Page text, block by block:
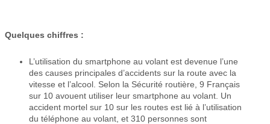
Quelques chiffres :
L’utilisation du smartphone au volant est devenue l’une
des causes principales d’accidents sur la route avec la
vitesse et l’alcool. Selon la Sécurité routière, 9 Français
sur 10 avouent utiliser leur smartphone au volant. Un
accident mortel sur 10 sur les routes est lié à l’utilisation
du téléphone au volant, et 310 personnes sont